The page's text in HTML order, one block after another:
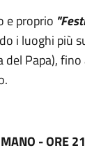
e proprio
i luoghi più
del Papa),
- ORE